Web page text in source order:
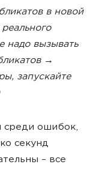
в новой
надо вызывать
→
запускайте
среди ошибок,
секунд
– все